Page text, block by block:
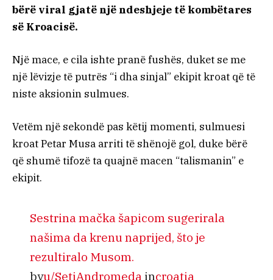
bërë viral gjatë një ndeshjeje të kombëtares
së Kroacisë.
Një mace, e cila ishte pranë fushës, duket se me
një lëvizje të putrës “i dha sinjal” ekipit kroat që të
niste aksionin sulmues.
Vetëm një sekondë pas këtij momenti, sulmuesi
kroat Petar Musa arriti të shënojë gol, duke bërë
që shumë tifozë ta quajnë macen “talismanin” e
ekipit.
Sestrina mačka šapicom sugerirala
našima da krenu naprijed, što je
rezultiralo Musom.
byu/SetiAndromeda incroatia